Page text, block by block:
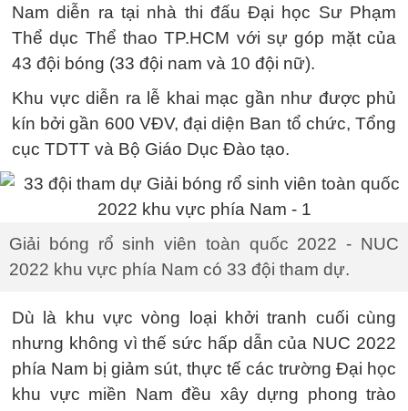
Nam diễn ra tại nhà thi đấu Đại học Sư Phạm
Thể dục Thể thao TP.HCM với sự góp mặt của
43 đội bóng (33 đội nam và 10 đội nữ).
Khu vực diễn ra lễ khai mạc gần như được phủ
kín bởi gần 600 VĐV, đại diện Ban tổ chức, Tổng
cục TDTT và Bộ Giáo Dục Đào tạo.
Giải bóng rổ sinh viên toàn quốc 2022 - NUC
2022 khu vực phía Nam có 33 đội tham dự.
Dù là khu vực vòng loại khởi tranh cuối cùng
nhưng không vì thế sức hấp dẫn của NUC 2022
phía Nam bị giảm sút, thực tế các trường Đại học
khu vực miền Nam đều xây dựng phong trào